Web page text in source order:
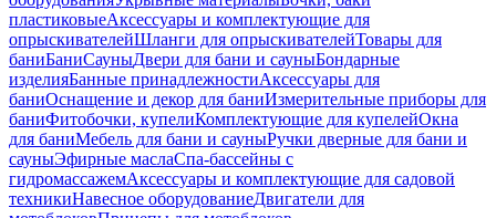
пластиковыеАксессуары и комплектующие для
опрыскивателейШланги для опрыскивателейТовары для
баниБаниСауныДвери для бани и сауныБондарные
изделияБанные принадлежностиАксессуары для
баниОснащение и декор для баниИзмерительные приборы для
баниФитобочки, купелиКомплектующие для купелейОкна
для баниМебель для бани и сауныРучки дверные для бани и
сауныЭфирные маслаСпа-бассейны с
гидромассажемАксессуары и комплектующие для садовой
техникиНавесное оборудованиеДвигатели для